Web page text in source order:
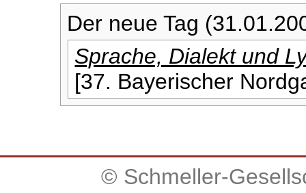
Der neue Tag
Sprache, Dialekt und
[37. Bayerischer
© Schmeller-